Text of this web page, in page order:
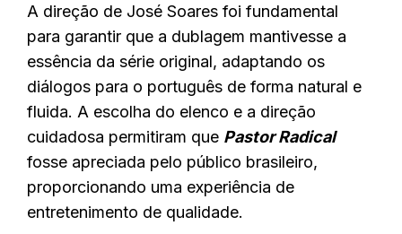
A direção de José Soares foi fundamental
para garantir que a dublagem mantivesse a
essência da série original, adaptando os
diálogos para o português de forma natural e
fluida. A escolha do elenco e a direção
cuidadosa permitiram que Pastor Radical
fosse apreciada pelo público brasileiro,
proporcionando uma experiência de
entretenimento de qualidade.